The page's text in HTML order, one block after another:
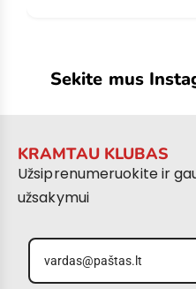
Sekite mus
KRAMTAU KLUBAS
Užsiprenumeruokite ir
užsakymui